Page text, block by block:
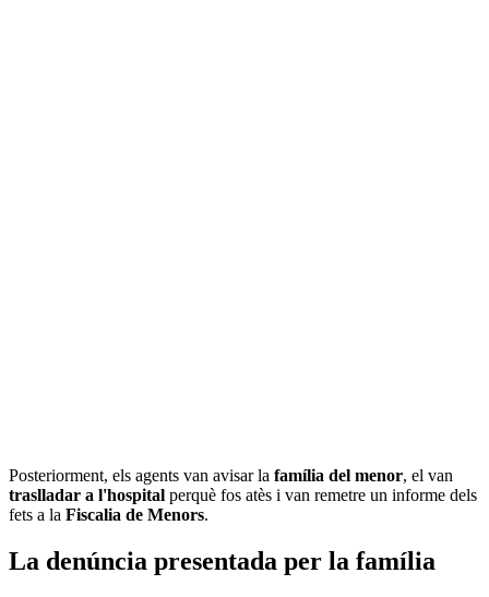
Posteriorment, els agents van avisar la família del menor, el van
traslladar a l'hospital perquè fos atès i van remetre un informe dels
fets a la Fiscalia de Menors.
La denúncia presentada per la família